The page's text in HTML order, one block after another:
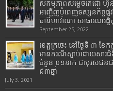
សកម្មភាពសម្តេចតេជោ ហ៊ុ
អញ្ជើញបំពេញទស្សនកិច្ចផ្លូវ
ធានីហាវ៉ាណា សាធារណរដ្
September 25, 2022
ខេត្តក្រចេះ នៅថ្ងៃទី ៣ ខែក
មានករណីស្លាប់ដោយសារ
ចំនួន ០១នាក់ ជាបុរសជនជា
៨៣ឆ្នាំ
July 3, 2021